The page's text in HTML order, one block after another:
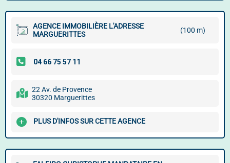
AGENCE IMMOBILIÈRE L'ADRESSE
MARGUERITTES
(100 m)
22 Av. de Provence
30320 Marguerittes
PLUS D'INFOS SUR CETTE AGENCE